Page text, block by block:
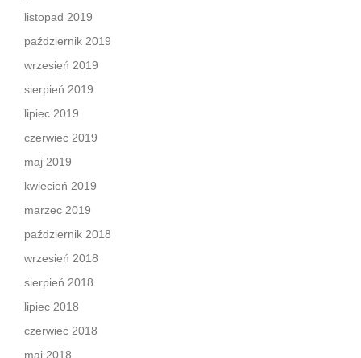
listopad 2019
październik 2019
wrzesień 2019
sierpień 2019
lipiec 2019
czerwiec 2019
maj 2019
kwiecień 2019
marzec 2019
październik 2018
wrzesień 2018
sierpień 2018
lipiec 2018
czerwiec 2018
maj 2018